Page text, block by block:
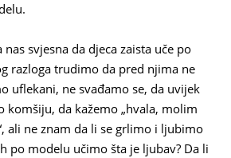
nas svjesna da djeca zaista uče po
razloga trudimo da pred njima ne
uflekani, ne svađamo se, da uvijek
komšiju, da kažemo „hvala, molim
ali ne znam da li se grlimo i ljubimo
po modelu učimo šta je ljubav? Da li